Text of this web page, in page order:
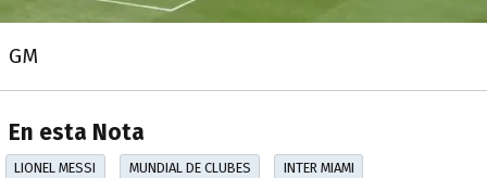
GM
En esta Nota
LIONEL MESSI MUNDIAL DE CLUBES INTER MIAMI